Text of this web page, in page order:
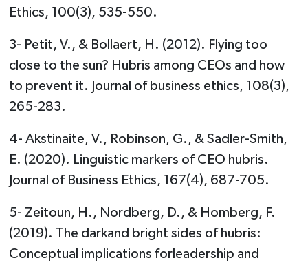
Ethics, 100(3), 535-550.
3- Petit, V., & Bollaert, H. (2012). Flying too
close to the sun? Hubris among CEOs and how
to prevent it. Journal of business ethics, 108(3),
265-283.
4- Akstinaite, V., Robinson, G., & Sadler-Smith,
E. (2020). Linguistic markers of CEO hubris.
Journal of Business Ethics, 167(4), 687-705.
5- Zeitoun, H., Nordberg, D., & Homberg, F.
(2019). The darkand bright sides of hubris:
Conceptual implications forleadership and